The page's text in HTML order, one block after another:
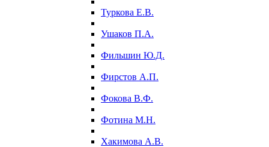
Туркова Е.В.
Ушаков П.А.
Фильшин Ю.Д.
Фирстов А.П.
Фокова В.Ф.
Фотина М.Н.
Хакимова А.В.